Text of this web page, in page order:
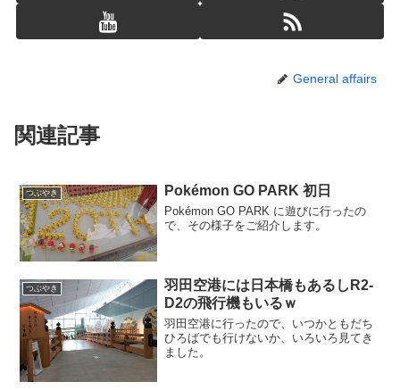
General affairs
関連記事
つぶやき Pokémon GO PARK 初日
Pokémon GO PARK に遊びに行ったの
で、その様子をご紹介します。
つぶやき
羽田空港には日本橋もあるしR2-
D2の飛行機もいるｗ
羽田空港に行ったので、いつかともだち
ひろばでも行けないか、いろいろ見てき
ました。